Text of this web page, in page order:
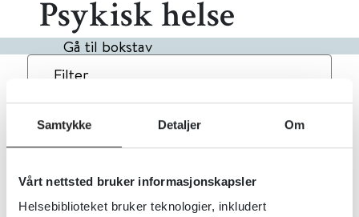
Samtykke Detaljer Om
Vårt nettsted bruker informasjonskapsler
Helsebiblioteket bruker teknologier, inkludert
Psykisk helse
Gå til bokstav
Filter
4Treff Dato Alfabetisk